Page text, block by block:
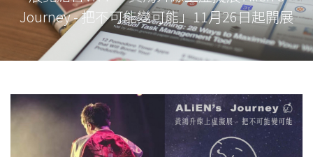
Journey - 把不可能變可能」11月26日起開展